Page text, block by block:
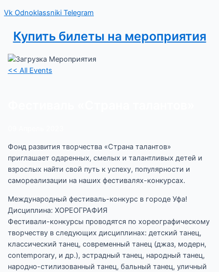
Vk Odnoklassniki Telegram
Купить билеты на мероприятия
<< All Events
Фонд развития творчества «Страна талантов»
приглашает одаренных, смелых и талантливых детей и
взрослых найти свой путь к успеху, популярности и
самореализации на наших фестивалях-конкурсах.
Международный фестиваль-конкурс в городе Уфа!
Дисциплина: ХОРЕОГРАФИЯ
Фестивали-конкурсы проводятся по хореографическому
творчеству в следующих дисциплинах: детский танец,
классический танец, современный танец (джаз, модерн,
contemporary, и др.), эстрадный танец, народный танец,
народно-стилизованный танец, бальный танец, уличный